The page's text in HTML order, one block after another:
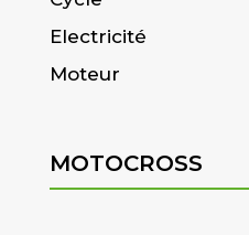
Electricité
Moteur
MOTOCROSS